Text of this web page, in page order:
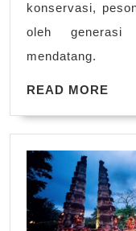
konservasi,
oleh generasi
mendatang.
READ MORE